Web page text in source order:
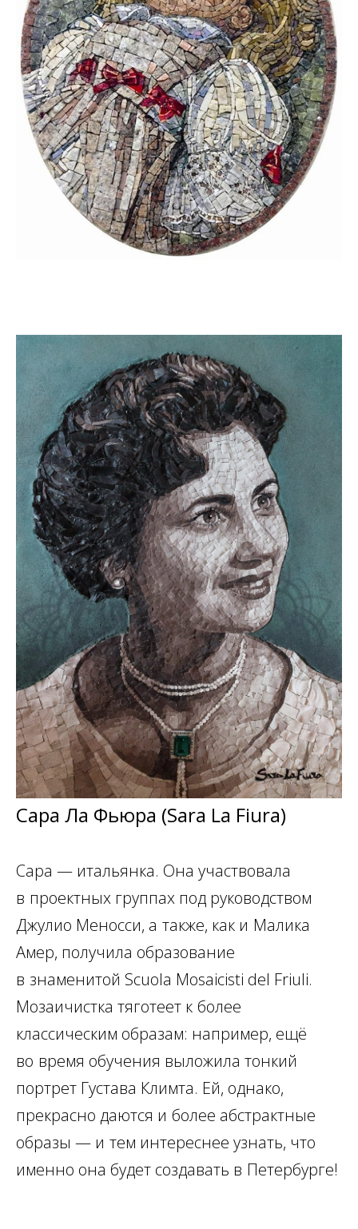
Сара Ла Фьюра (Sara La Fiura)
Сара — итальянка. Она участвовала
в проектных группах под руководством
Джулио Меносси, а также, как и Малика
Амер, получила образование
в знаменитой Scuola Mosaicisti del Friuli.
Мозаичистка тяготеет к более
классическим образам: например, ещё
во время обучения выложила тонкий
портрет Густава Климта. Ей, однако,
прекрасно даются и более абстрактные
образы — и тем интереснее узнать, что
именно она будет создавать в Петербурге!